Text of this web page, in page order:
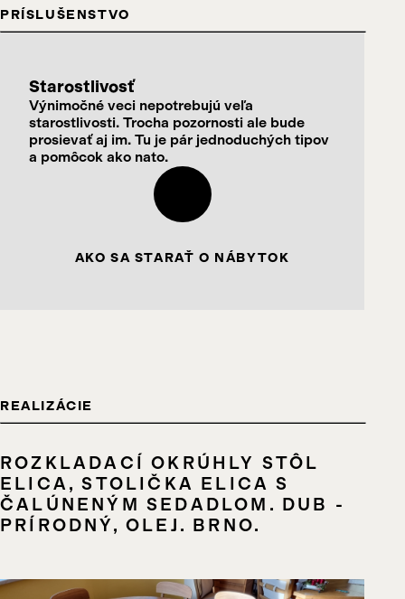
PRÍSLUŠENSTVO
Starostlivosť
Výnimočné veci nepotrebujú veľa
starostlivosti. Trocha pozornosti ale bude
prosievať aj im. Tu je pár jednoduchých tipov
a pomôcok ako nato.
AKO SA STARAŤ O NÁBYTOK
REALIZÁCIE
ROZKLADACÍ OKRÚHLY STÔL
ELICA, STOLIČKA ELICA S
ČALÚNENÝM SEDADLOM. DUB -
PRÍRODNÝ, OLEJ. BRNO.